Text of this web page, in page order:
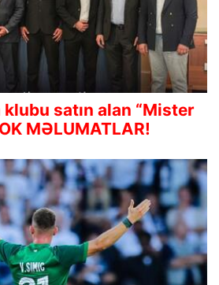
satın alan “Mister
MƏLUMATLAR!